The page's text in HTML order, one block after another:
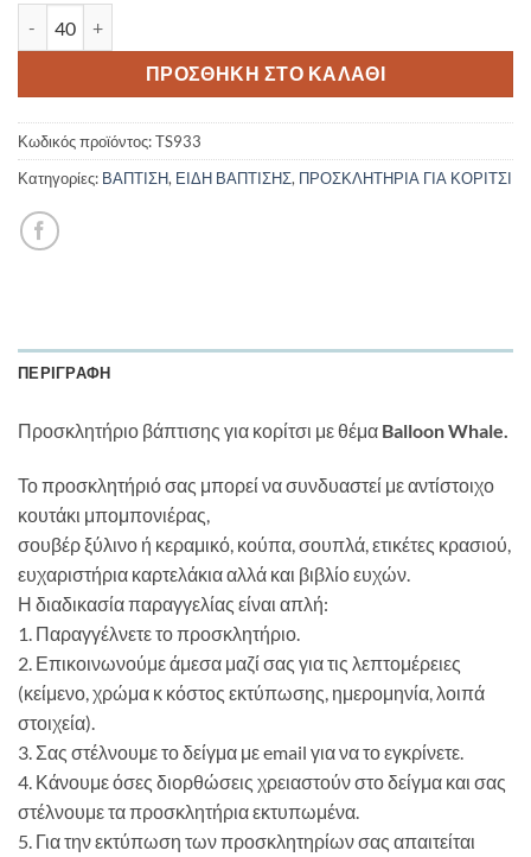
ΠΡΟΣΘΉΚΗ ΣΤΟ ΚΑΛΆΘΙ
Κωδικός προϊόντος:TS933
Κατηγορίες: ΒΑΠΤΙΣΗ, ΕΙΔΗ ΒΑΠΤΙΣΗΣ, ΠΡΟΣΚΛΗΤΗΡΙΑ ΓΙΑ ΚΟΡΙΤΣΙ
ΠΕΡΙΓΡΑΦΉ
Προσκλητήριο βάπτισης για κορίτσι με θέμα Balloon Whale.
Το προσκλητήριό σας μπορεί να συνδυαστεί με αντίστοιχο
κουτάκι μπομπονιέρας,
σουβέρ ξύλινο ή κεραμικό, κούπα, σουπλά, ετικέτες κρασιού,
ευχαριστήρια καρτελάκια αλλά και βιβλίο ευχών.
Η διαδικασία παραγγελίας είναι απλή:
1. Παραγγέλνετε το προσκλητήριο.
2. Επικοινωνούμε άμεσα μαζί σας για τις λεπτομέρειες
(κείμενο, χρώμα κ κόστος εκτύπωσης, ημερομηνία, λοιπά
στοιχεία).
3. Σας στέλνουμε το δείγμα με email για να το εγκρίνετε.
4. Κάνουμε όσες διορθώσεις χρειαστούν στο δείγμα και σας
στέλνουμε τα προσκλητήρια εκτυπωμένα.
5. Για την εκτύπωση των προσκλητηρίων σας απαιτείται